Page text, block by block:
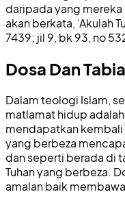
daripada yang mereka
akan berkata, ‘Akulah
7439; jil 9, bk 93, no
Dosa Dan
Dalam teologi Islam,
matlamat hidup
mendapatkan
yang berbeza
dan seperti berada di
Tuhan yang berbeza.
amalan baik